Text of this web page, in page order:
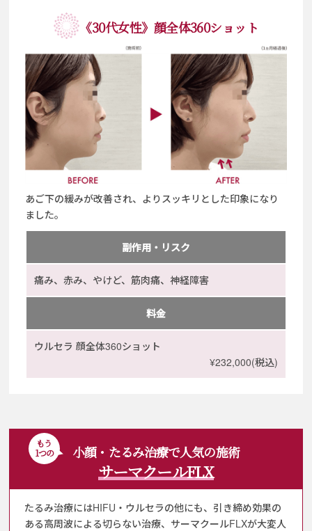
《30代女性》顔全体360ショット
あご下の緩みが改善され、よりスッキリとした印象になり
ました。
副作用・リスク
痛み、赤み、やけど、筋肉痛、神経障害
料金
ウルセラ 顔全体360ショット
¥232,000(税込)
もう
1つの
小顔・たるみ治療で人気の施術
サーマクールFLX
たるみ治療にはHIFU・ウルセラの他にも、 引き締め効果の
ある高周波による切らない治療、 サーマクールFLXが大変人